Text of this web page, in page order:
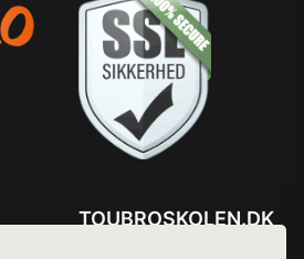
TOUBROSKOLEN.DK